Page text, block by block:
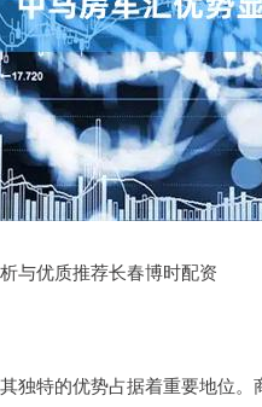
与优质推荐长春博时配资
独特的优势占据着重要地位